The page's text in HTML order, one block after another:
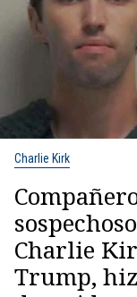
Charlie Kirk
Charlie
Trump,